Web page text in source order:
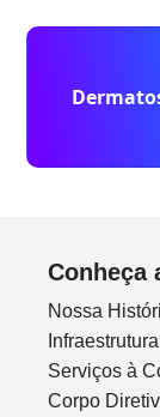
Conheça
Nossa
Infraestrutura
Serviços à
Corpo